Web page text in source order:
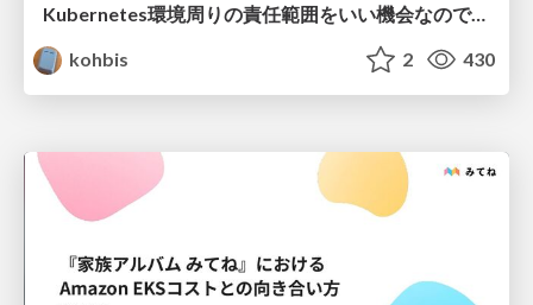
Kubernetes環境周りの責任範囲をいい機会なので考える / Taking the Opportunity to Clarify Kubernetes Responsibilities
kohbis
2 430